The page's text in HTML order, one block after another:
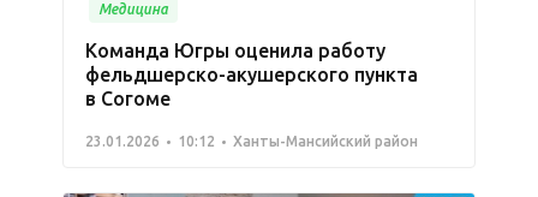
Медицина
Команда Югры оценила работу
фельдшерско-акушерского пункта
в Согоме
23.01.2026 10:12 Ханты-Мансийский район